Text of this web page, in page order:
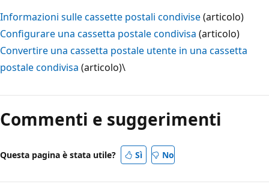
Informazioni sulle cassette postali condivise(articolo)
Configurare una cassetta postale condivisa (articolo)
Convertire una cassetta postale utente in una cassetta
postale condivisa (articolo)\
Commenti e suggerimenti
Questa pagina è stata utile? Sì No